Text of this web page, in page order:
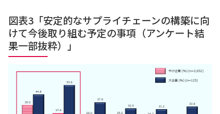
図表3「安定的なサプライチェーンの構築に向
けて今後取り組む予定の事項（アンケート結
果一部抜粋）」